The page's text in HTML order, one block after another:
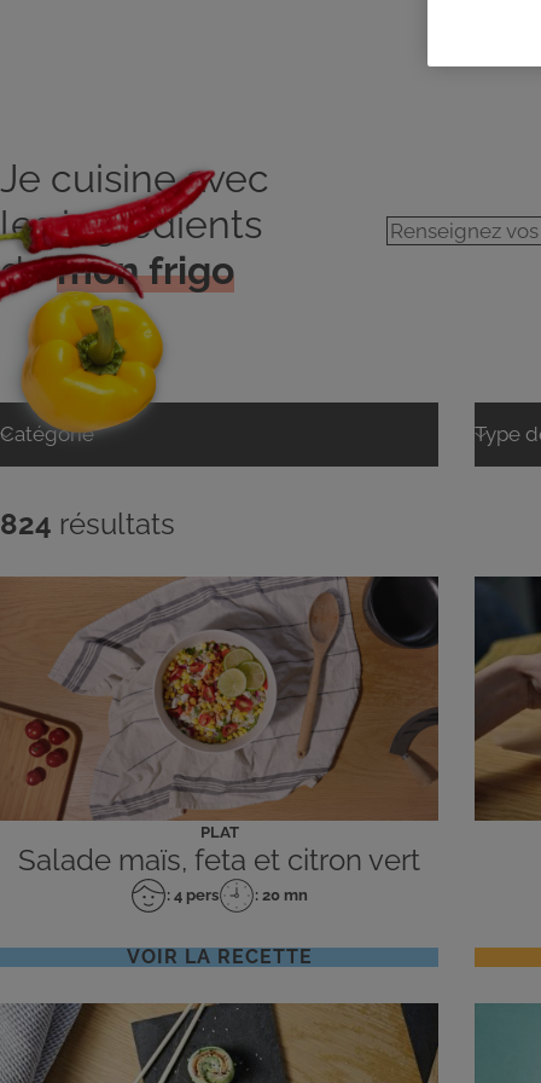
Je cuisine avec
les ingrédients
demon frigo
824 résultats
PLAT
Salade maïs, feta et citron vert
Nombre
personnes
: 4 pers
Temps
préparation
: 20 mn
VOIR LA RECETTE